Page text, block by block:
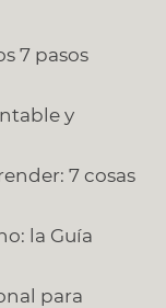
7 pasos
y
7 cosas
la Guía
para